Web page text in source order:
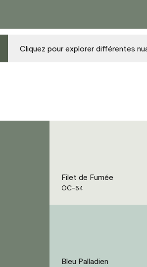
Cliquez pour explorer différentes
Filet de Fumée
OC-54
Bleu Palladien